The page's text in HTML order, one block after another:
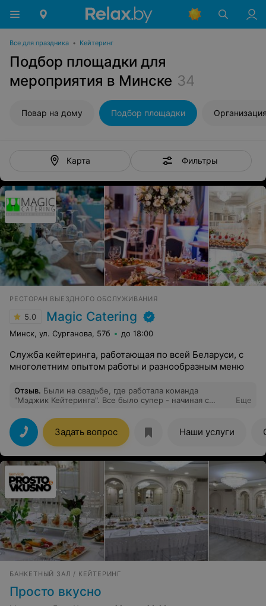
Все для праздника • Кейтеринг
Подбор площадки для
мероприятия в Минске 34
Повар на дому Подбор площадки
Карта Фильтры
РЕСТОРАН ВЫЕЗДНОГО ОБСЛУЖИВАНИЯ
5.0 Magic Catering
Минск, ул. Сурганова, 57б до 18:00
Служба кейтеринга, работающая по всей Беларуси, с
многолетним опытом работы и разнообразным меню
Отзыв. Были на свадьбе, где работала команда
"Мэджик Кейтеринга". Все было супер - начиная с
Столы ломились от вкусной еды, а официанты
грамотно и культурно обслуживали! Несомненно
воспользуюсь их услугами при возможности!
Еще
Задать вопрос Наши услуги
БАНКЕТНЫЙ ЗАЛ / КЕЙТЕРИНГ
Просто вкусно